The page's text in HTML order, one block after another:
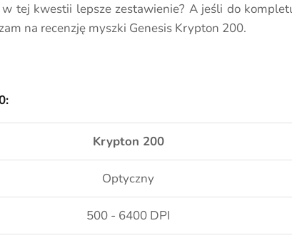
tej kwestii lepsze zestawienie? A jeśli do
na recenzję myszki Genesis Krypton 200.
Krypton 200
Optyczny
500 - 6400 DPI